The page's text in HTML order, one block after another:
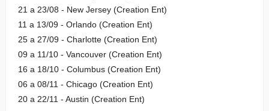
21 a 23/08 - New Jersey (Creation Ent)
11 a 13/09 - Orlando (Creation Ent)
25 a 27/09 - Charlotte (Creation Ent)
09 a 11/10 - Vancouver (Creation Ent)
16 a 18/10 - Columbus (Creation Ent)
06 a 08/11 - Chicago (Creation Ent)
20 a 22/11 - Austin (Creation Ent)